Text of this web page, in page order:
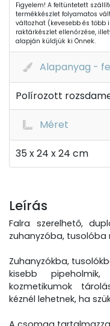
Figyelem! A feltüntetett
termékkészlet folyamatos
változhat (kevesebb és több
raktárkészlet ellenőrzése,
alapján küldjük ki Önnek.
Alapanyag -
Polírozott
Méret
35 x 24 x 24 cm
Leírás
Falra szerelhető,
zuhanyzóba,
Zuhanyzókba,
kisebb pipeholmik,
kozmetikumok
kéznél lehetnek, ha